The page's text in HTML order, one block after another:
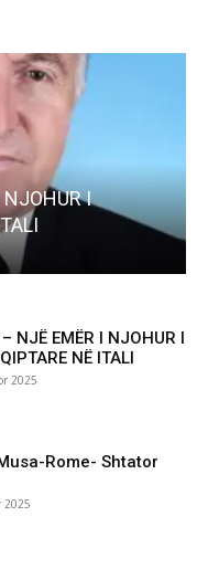
Gjin Musa-Rome-
NJË EMËR I NJOHUR I
NË ITALI
2025
Rome- Shtator
2025